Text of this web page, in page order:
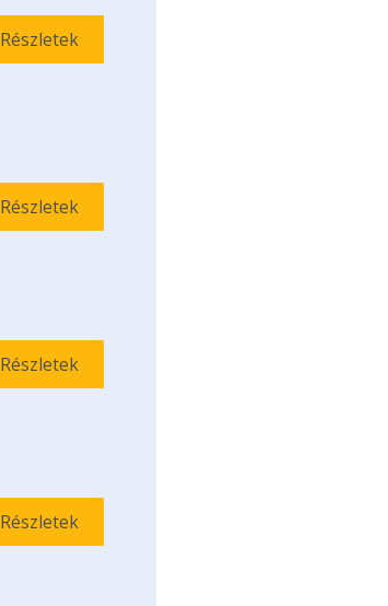
Részletek
Részletek
Részletek
Részletek